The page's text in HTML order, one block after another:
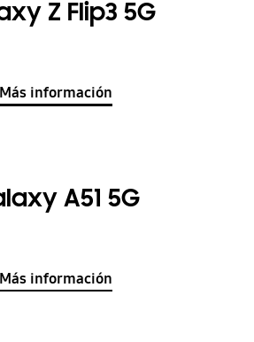
Z Flip3 5G
Más información
A51 5G
Más información